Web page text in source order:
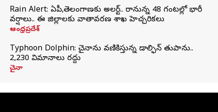
Rain Alert: ఏపీ,తెలంగాణకు అలర్ట్.. రానున్న 48 గంటల్లో భారీ
వర్షాలు.. ఈ జిల్లాలకు వాతావరణ శాఖ హెచ్చరికలు
ఆంధ్రప్రదేశ్
Typhoon Dolphin: చైనాను వణికిస్తున్న డాల్ఫిన్‌ తుపాను..
2,230 విమానాలు రద్దు
చైనా